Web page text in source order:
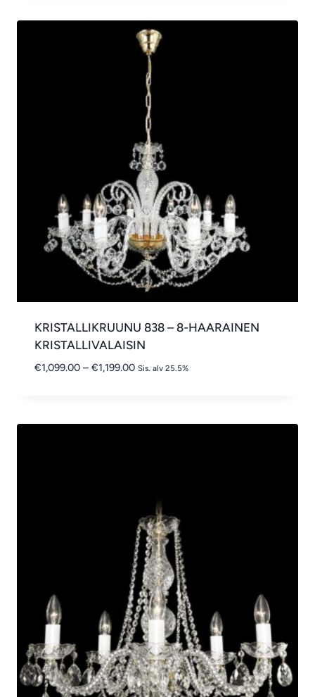
KRISTALLIKRUUNU 838 – 8-HAARAINEN
KRISTALLIVALAISIN
€1,099.00 – €1,199.00Hintaluokka:
Sis. alv 25.5%